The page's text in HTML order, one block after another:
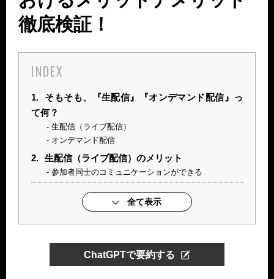
徹底検証！
INDEX
1.
そもそも、『生配信』『オンデマンド配信』っ
て何？
生配信（ライブ配信）
オンデマンド配信
2. 生配信（ライブ配信）のメリット
参加者同士のコミュニケーションができる
全て表示
ChatGPTで要約する